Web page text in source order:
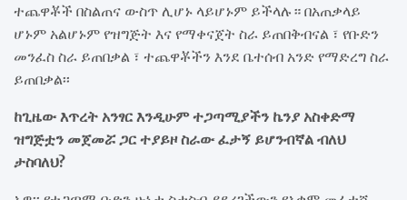
ተጨዋቾች በስልጠና ውስጥ ሊሆኑ ላይሆኑም ይችላሉ። በአጠቃላይ
ሆኑም አልሆኑም የዝግጅት እና የማቀናጀት ስራ ይጠበቅብናል ፣ የቡድን
መንፈስ ስራ ይጠበቃል ፣ ተጨዋቾችን እንደ ቤተሰብ አንድ የማድረግ ስራ
ይጠበቃል፡፡
ከጊዜው እጥረት አንፃር እንዲሁም ተጋጣሚያችን ኬንያ አስቀድማ
ዝግጅቷን መጀመሯ ጋር ተያይዞ ስራው ፈታኝ ይሆንብኛል ብለህ
ታስባለህ?